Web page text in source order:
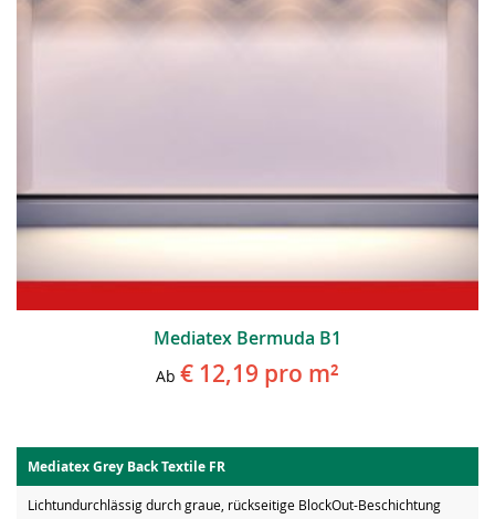
Mediatex Bermuda B1
Ab € 12,19 pro m²
Mediatex Grey Back Textile FR
Lichtundurchlässig durch graue, rückseitige BlockOut-Beschichtung